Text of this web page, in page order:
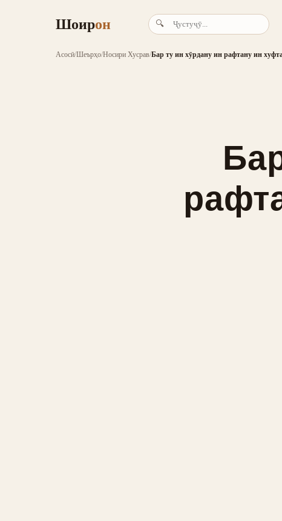
Шоирон 🔍
Асосӣ/Шеърҳо/Носири Хусрав/Бар ту ин хӯрдану ин рафтану ин